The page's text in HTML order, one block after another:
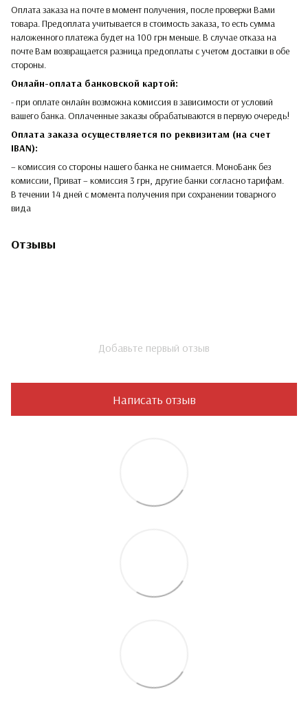
Оплата заказа на почте в момент получения, после проверки Вами
товара. Предоплата учитывается в стоимость заказа, то есть сумма
наложенного платежа будет на 100 грн меньше. В случае отказа на
почте Вам возвращается разница предоплаты с учетом доставки в обе
стороны.​​
Онлайн-оплата банковской картой:
- при оплате онлайн возможна комиссия в зависимости от условий
вашего банка. Оплаченные заказы обрабатываются в первую очередь!
Оплата заказа осуществляется по реквизитам (на счет
IBAN):
– комиссия со стороны нашего банка не снимается. МоноБанк без
комиссии, Приват – комиссия 3 грн, другие банки согласно тарифам.
В течении 14 дней с момента получения при сохранении товарного
вида
Отзывы
Добавьте первый отзыв
Написать отзыв